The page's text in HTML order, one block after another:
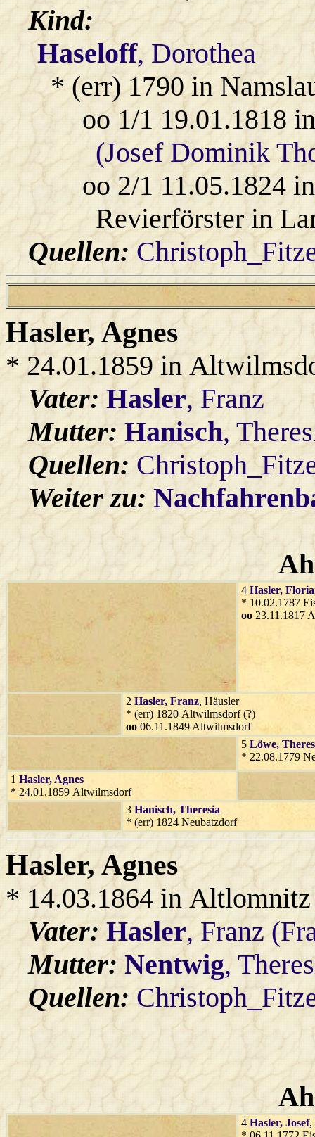
Kind:
Haseloff, Dorothea
* (err) 1790 in
oo 1/1 19.01.1818
(Josef Dominik
oo 2/1 11.05.1824
Revierförster in
Quellen:
Hasler, Agnes
* 24.01.1859 in
Vater:Hasler, Franz
Mutter: Hanisch,
Quellen:
Weiter zu:
4 Hasler,
* 10.02.1787
oo 23.11.1817
2 Hasler, Franz, Häusler
* (err) 1820 Altwilmsdorf (?)
oo 06.11.1849 Altwilmsdorf
5 Löwe,
* 22.08.1779
1 Hasler, Agnes
* 24.01.1859 Altwilmsdorf
3 Hanisch, Theresia
* (err) 1824 Neubatzdorf
Hasler, Agnes
* 14.03.1864 in Altlomnitz
Vater:Hasler, Franz
Mutter:Nentwig,
Quellen:
4 Hasler, Josef,